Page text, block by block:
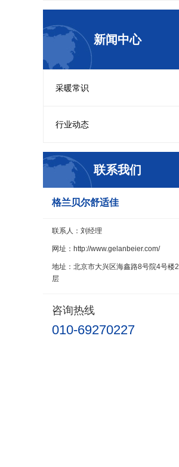
新闻中心
采暖常识
行业动态
联系我们
格兰贝尔舒适佳
联系人：刘经理
网址：http://www.gelanbeier.com/
地址：北京市大兴区海鑫路8号院4号楼2
层
咨询热线
010-69270227